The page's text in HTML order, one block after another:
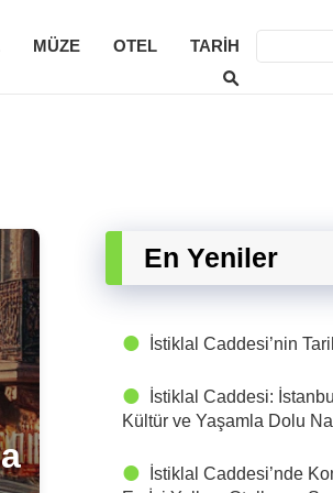
MÜZE OTEL TARIH
En Yeniler
İstiklal Caddesi’nin
İstiklal Caddesi:
Kültür ve Yaşamla Dolu
İstiklal Caddesi’nde